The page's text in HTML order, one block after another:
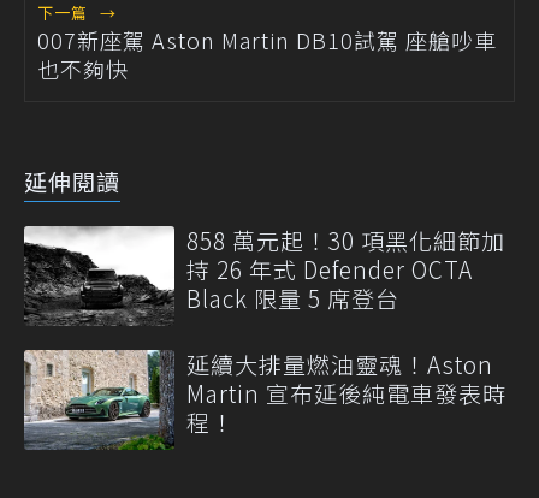
下一篇 →
007新座駕 Aston Martin DB10試駕 座艙吵車
也不夠快
延伸閱讀
858 萬元起！30 項黑化細節加
持 26 年式 Defender OCTA
Black 限量 5 席登台
延續大排量燃油靈魂！Aston
Martin 宣布延後純電車發表時
程！